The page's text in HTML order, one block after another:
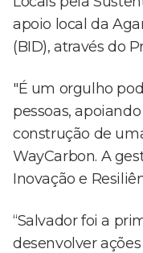
apoio local da
(BID), através do
"É um orgulho
pessoas,
construção de
WayCarbon. A
Inovação e
“Salvador foi a
desenvolver